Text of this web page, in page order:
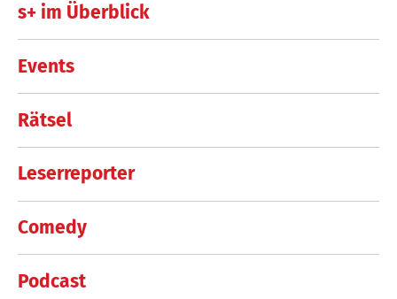
s+ im Überblick
Events
Rätsel
Leserreporter
Comedy
Podcast